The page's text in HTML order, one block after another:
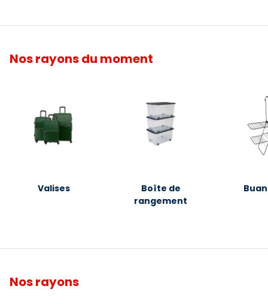
Nos rayons du moment
Valises
Boîte de
rangement
Nos rayons